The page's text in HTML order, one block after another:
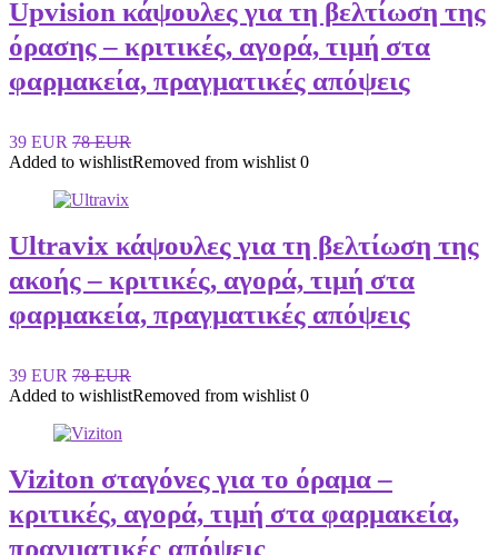
Upvision κάψουλες για τη βελτίωση της
όρασης – κριτικές, αγορά, τιμή στα
φαρμακεία, πραγματικές απόψεις
39 EUR 78 EUR
Added to wishlistRemoved from wishlist 0
Ultravix κάψουλες για τη βελτίωση της
ακοής – κριτικές, αγορά, τιμή στα
φαρμακεία, πραγματικές απόψεις
39 EUR 78 EUR
Added to wishlistRemoved from wishlist 0
Viziton σταγόνες για το όραμα –
κριτικές, αγορά, τιμή στα φαρμακεία,
πραγματικές απόψεις